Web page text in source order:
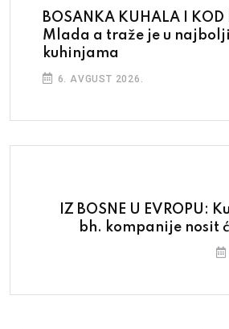
BOSANKA KUHALA I KOD
Mlada a traže je u
kuhinjama
6. AVGUST 2026.
IZ BOSNE U EVROPU:
bh. kompanije nosit